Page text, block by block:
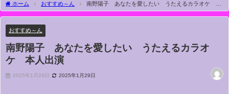
ホーム おすすめ～ん
南野陽子 あなたを愛したい うたえるカラオケ 本
人出演
おすすめ～ん
南野陽子 あなたを愛したい うたえるカラオ
ケ 本人出演
2025年1月29日 2025年1月29日